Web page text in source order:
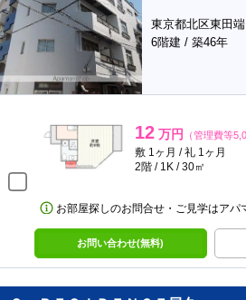
東京都北区東田端
6階建 / 築46年
12 万円 （管理費等
敷 1ヶ月 / 礼 1ヶ月
2階 / 1K / 30㎡
お部屋探しのお問合せ・ご見学はア
お問い合わせ(無料)